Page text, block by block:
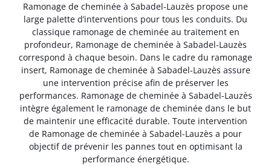
Ramonage de cheminée à Sabadel-Lauzès propose une
large palette d’interventions pour tous les conduits. Du
classique ramonage de cheminée au traitement en
profondeur, Ramonage de cheminée à Sabadel-Lauzès
correspond à chaque besoin. Dans le cadre du ramonage
insert, Ramonage de cheminée à Sabadel-Lauzès assure
une intervention précise afin de préserver les
performances. Ramonage de cheminée à Sabadel-Lauzès
intègre également le ramonage de cheminée dans le but
de maintenir une efficacité durable. Toute intervention
de Ramonage de cheminée à Sabadel-Lauzès a pour
objectif de prévenir les pannes tout en optimisant la
performance énergétique.